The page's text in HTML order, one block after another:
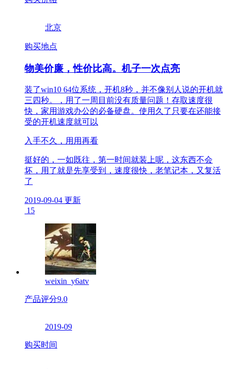
北京
购买地点
物美价廉，性价比高。机子一次点亮
装了win10 64位系统，开机8秒，并不像别人说的开机就
三四秒。，用了一周目前没有质量问题！存取速度很
快，家用游戏办公的必备硬盘。使用久了只要在还能接
受的开机速度就可以
入手不久，用用再看
挺好的，一如既往，第一时间就装上呢，这东西不会
坏，用了就是先享受到，速度很快，老笔记本，又复活
了
2019-09-04 更新
15
weixin_y6atv
产品评分9.0
2019-09
购买时间